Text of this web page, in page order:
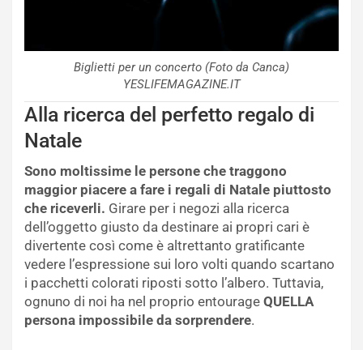
Biglietti per un concerto (Foto da Canca)
YESLIFEMAGAZINE.IT
Alla ricerca del perfetto regalo di
Natale
Sono moltissime le persone che traggono
maggior piacere a fare i regali di Natale piuttosto
che riceverli. Girare per i negozi alla ricerca
dell’oggetto giusto da destinare ai propri cari è
divertente così come è altrettanto gratificante
vedere l’espressione sui loro volti quando scartano
i pacchetti colorati riposti sotto l’albero. Tuttavia,
ognuno di noi ha nel proprio entourage QUELLA
persona impossibile da sorprendere.